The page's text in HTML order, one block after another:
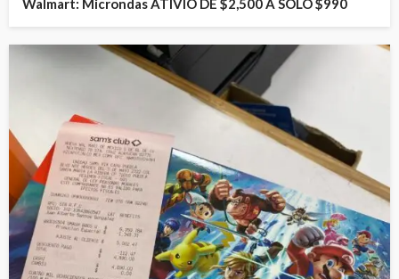
Walmart: Microndas ATIVIO DE $2,500 A SOLO $990